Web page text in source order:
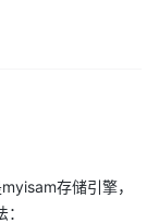
存储引擎，